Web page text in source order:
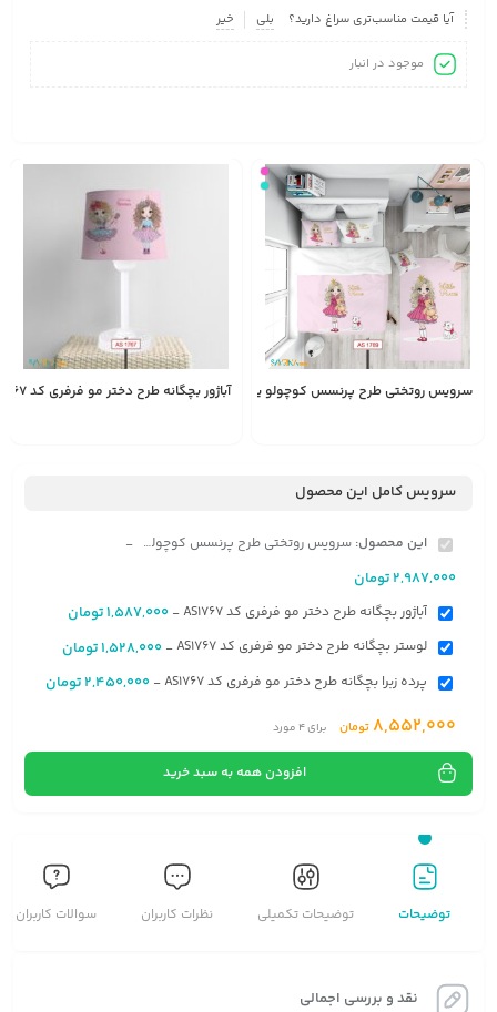
آیا قیمت مناسب‌تری سراغ دارید؟ بلی خیر
موجود در انبار
سرویس روتختی طرح پرنسس کوچولو یک نفره کد AS1769آباژور بچگانه طرح دختر مو فرفری کد AS1767
سرویس کامل این محصول
این محصول: سرویس روتختی طرح پرنسس کوچولو یک نفره کد AS1769 -
2,987,000تومان
آباژور بچگانه طرح دختر مو فرفری کد AS1767 -
1,587,000تومان
لوستر بچگانه طرح دختر مو فرفری کد AS1767 -
1,528,000تومان
پرده زبرا بچگانه طرح دختر مو فرفری کد AS1767 -
2,450,000تومان
8,552,000 تومان برای4مورد
افزودن همه به سبد خرید
توضیحات توضیحات تکمیلی نظرات کاربران سوالات کاربران
نقد و بررسی اجمالی